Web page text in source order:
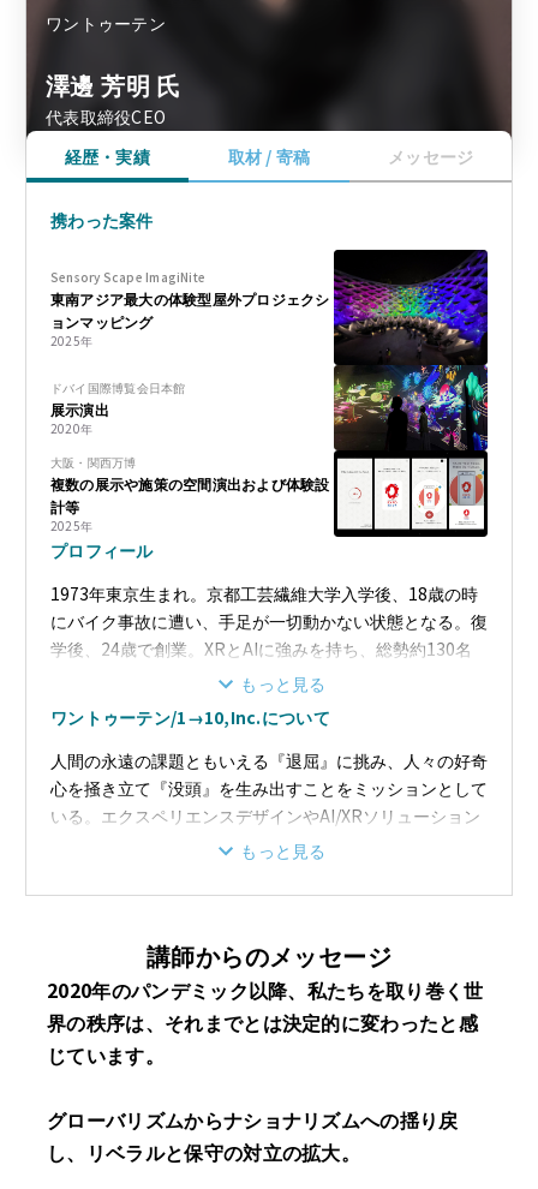
ワントゥーテン
澤邊 芳明 氏
代表取締役CEO
経歴・実績
取材 / 寄稿 メッセージ
携わった案件
Sensory Scape ImagiNite
東南アジア最大の体験型屋外プロジェクシ
ョンマッピング
2025年
ドバイ国際博覧会日本館
展示演出
2020年
大阪・関西万博
複数の展示や施策の空間演出および体験設
計等
2025年
プロフィール
1973年東京生まれ。京都工芸繊維大学入学後、18歳の時
にバイク事故に遭い、手足が一切動かない状態となる。復
学後、24歳で創業。XRとAIに強みを持ち、総勢約130名
からなる空間DXカンパニー1→10(ワントゥーテン)を率い
ルデザイン審査員や複数のスローガン作成を行った。歌舞
伎座史上初の完全完売となった市川海老蔵のイマーシブプ
ロジェクションマッピング演出、ボリュメトリックビデオ
技術を活用した世界初バーチャル歌舞伎のLIVE配信、東
南アジア最大の体験型屋外プロジェクションマッピング
国際博覧会日本館」などの展示演出を手がける。大阪・関
を担当、スタートアッププロジェクトリーダーも務めた。
日本ボッチャ協会代表理事。自身の体験から、現実と仮想
空間を横断し、あらゆる人々が自由に知性を拡張できる未
来の実現を目指す。
・大阪・関西万博 TEAM EXPO 2025スタートアップ ブー
ストプロジェクト プロジェクトリーダー
もっと見る
ワントゥーテン/1→10,Inc.について
人間の永遠の課題ともいえる『退屈』に挑み、人々の好奇
心を掻き立て『没頭』を生み出すことをミッションとして
いる。エクスペリエンスデザインやAI/XRソリューション
を提供し、企業課題、社会課題を解決する空間DXカンパ
旧芝離宮恩賜庭園や二条城・名古屋城でのライトアップイ
せたスポーツエンタテインメント「CYBERBOCCIA」
「CYBER WHEEL」、大規模屋外プロジェクションマッピ
ングにスマートフォンARシステムを組み込んだ「スマー
トシティソリューション」（シンガポールセントーサ島
「ImagiNite」、お台場「CONCORDIA」等）、生成AIを
大阪・関西万博での取り組み（EXPO 2025 Design
System、各企業パビリオン等）など先進的なプロジェク
もっと見る
講師からのメッセージ
2020年のパンデミック以降、私たちを取り巻く世
界の秩序は、それまでとは決定的に変わったと感
じています。
グローバリズムからナショナリズムへの揺り戻
し、リベラルと保守の対立の拡大。